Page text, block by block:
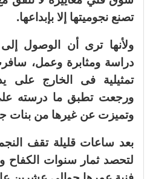
تصنع نجوميتها إلا بإبداعها.
ولأنها ترى أن الوصول إلى
دراسة ومثابرة وعمل،
تمثيلية فى الخارج على
ورجعت تطبق ما درسته
وتميزت عن غيرها من بنات
بعد ساعات قليلة تقف
لتحصد ثمار سنوات الكفاح